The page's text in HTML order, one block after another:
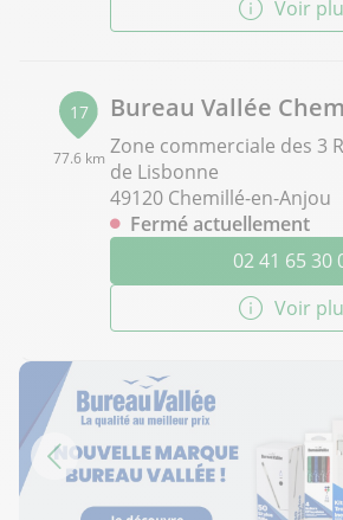
Voir
17
77.6 km
Bureau Vallée
Zone commerciale des 3
de Lisbonne
49120 Chemillé-en-Anjou
Fermé actuellement
02 41 65 30
Voir